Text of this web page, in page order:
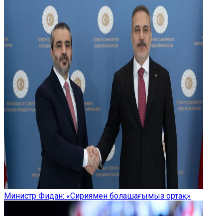
Министр Фидан: «Сириямен болашағымыз ортақ»